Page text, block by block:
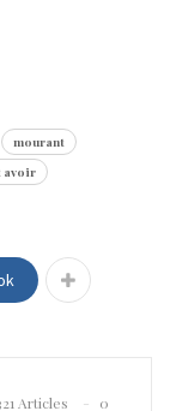
mourant
avoir
Articles
0